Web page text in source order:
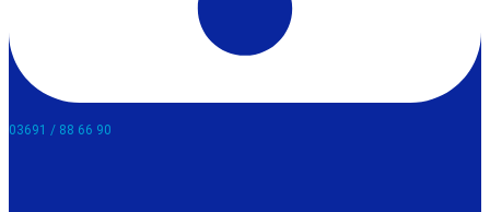
03691 / 88 66 90​